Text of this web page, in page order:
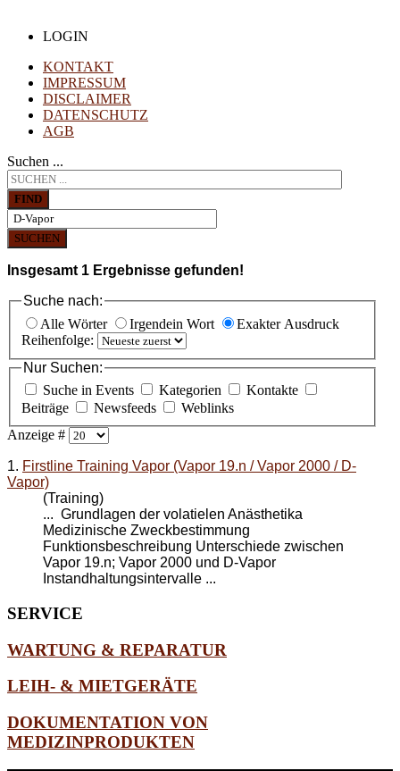
LOGIN
KONTAKT
IMPRESSUM
DISCLAIMER
DATENSCHUTZ
AGB
Suchen ...
FIND
SUCHEN
Insgesamt 1 Ergebnisse gefunden!
Suche nach:
Alle Wörter
Irgendein Wort
Exakter Ausdruck
Reihenfolge:
Nur Suchen:
Suche in Events
Kategorien
Kontakte
Beiträge
Newsfeeds
Weblinks
Anzeige #
1. Firstline Training Vapor (Vapor 19.n / Vapor 2000 / D-
Vapor)
(Training)
... Grundlagen der volatielen Anästhetika
Medizinische Zweckbestimmung
Funktionsbeschreibung Unterschiede zwischen
Vapor 19.n; Vapor 2000 und D-Vapor
Instandhaltungsintervalle ...
SERVICE
WARTUNG & REPARATUR
LEIH- & MIETGERÄTE
DOKUMENTATION VON
MEDIZINPRODUKTEN